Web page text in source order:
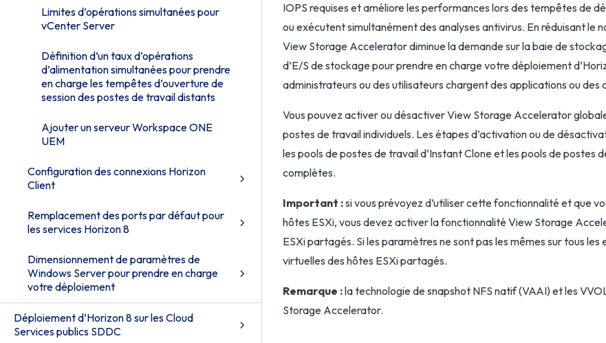
Limites d’opérations simultanées pour
vCenter Server
Définition d’un taux d’opérations
d’alimentation simultanées pour prendre
en charge les tempêtes d’ouverture de
session des postes de travail distants
Ajouter un serveur Workspace ONE
UEM
Configuration des connexions Horizon
Client
Remplacement des ports par défaut pour
les services Horizon 8
Dimensionnement de paramètres de
Windows Server pour prendre en charge
votre déploiement
Déploiement d’Horizon 8 sur les Cloud
Services publics SDDC
IOPS requises et améliore les performances lors des tempêtes de
ou exécutent simultanément des analyses antivirus. En réduisant le
View Storage Accelerator diminue la demande sur la baie de
d’E/S de stockage pour prendre en charge votre déploiement
administrateurs ou des utilisateurs chargent des applications ou des
Vous pouvez activer ou désactiver View Storage Accelerator
postes de travail individuels. Les étapes d’activation ou de
les pools de postes de travail d’Instant Clone et les pools de postes
complètes.
Important :si vous prévoyez d’utiliser cette fonctionnalité et que
hôtes ESXi, vous devez activer la fonctionnalité View Storage
ESXi partagés. Si les paramètres ne sont pas les mêmes sur tous
virtuelles des hôtes ESXi partagés.
Remarque :la technologie de snapshot NFS natif (VAAI) et les
Storage Accelerator.